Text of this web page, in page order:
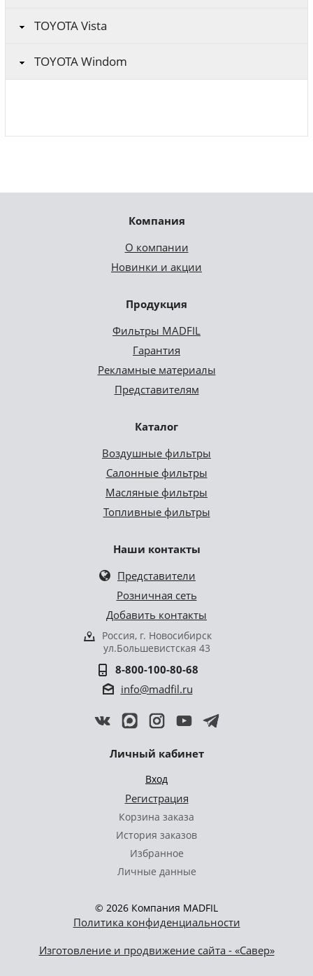
TOYOTA Vista
TOYOTA Windom
Компания
О компании
Новинки и акции
Продукция
Фильтры MADFIL
Гарантия
Рекламные материалы
Представителям
Каталог
Воздушные фильтры
Салонные фильтры
Масляные фильтры
Топливные фильтры
Наши контакты
Представители
Розничная сеть
Добавить контакты
Россия, г. Новосибирск
ул.Большевистская 43
8-800-100-80-68
info@madfil.ru
Личный кабинет
Вход
Регистрация
Корзина заказа
История заказов
Избранное
Личные данные
© 2026 Компания MADFIL
Политика конфиденциальности
Изготовление и продвижение сайта - «Савер»